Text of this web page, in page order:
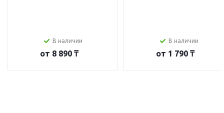
В наличии
от 8 890 ₸
В наличии
от 1 790 ₸